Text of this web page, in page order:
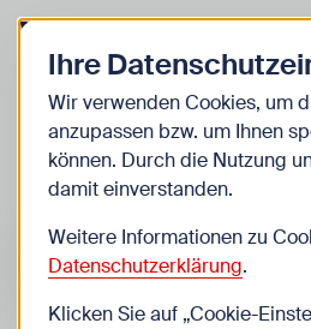
Zurück zur Startseite
Kinder
Suche im Bereich “Kinder”
Suchen
Ihre
Wir verwenden Cookies, um
anzupassen bzw. um Ihnen
können. Durch die Nutzung
damit einverstanden.
Weitere Informationen zu
Datenschutzerklärung.
Klicken Sie auf „Cookie-